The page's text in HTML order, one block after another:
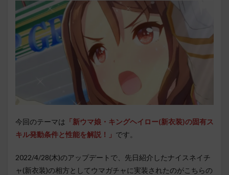
今回のテーマは 「新ウマ娘・キングヘイロー(新衣装)の固有ス
キル発動条件と性能を解説！」 です。
2022/4/28(木)のアップデートで、先日紹介したナイスネイチ
ャ(新衣装)の相方としてウマガチャに実装されたのがこちらの